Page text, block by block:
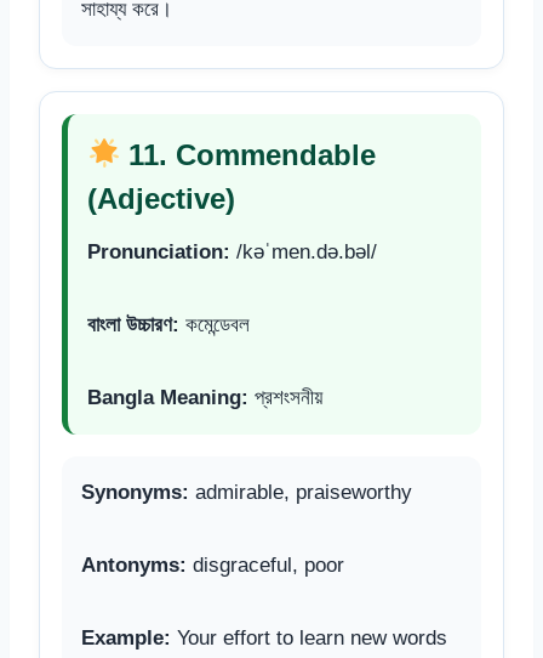
সাহায্য করে।
11. Commendable
(Adjective)
Pronunciation: /kəˈmen.də.bəl/
বাংলা উচ্চারণ: কমেন্ডেবল
Bangla Meaning: প্রশংসনীয়
Synonyms: admirable, praiseworthy
Antonyms: disgraceful, poor
Example: Your effort to learn new words